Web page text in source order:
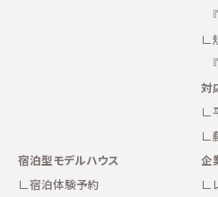
対
宿泊型モデルハウス
宿泊体験予約
企